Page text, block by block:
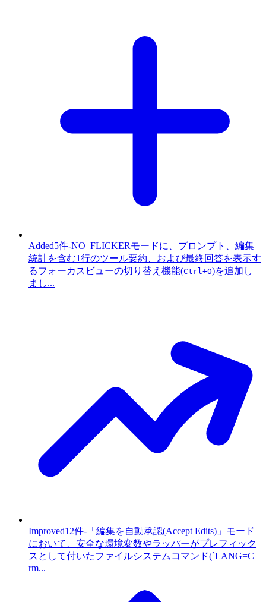
Added5件-NO_FLICKERモードに、プロンプト、編集
統計を含む1行のツール要約、および最終回答を表示す
るフォーカスビューの切り替え機能(Ctrl+O)を追加し
まし...
Improved12件- 「編集を自動承認(Accept Edits)」モード
において、安全な環境変数やラッパーがプレフィック
スとして付いたファイルシステムコマンド(`LANG=C
rm...